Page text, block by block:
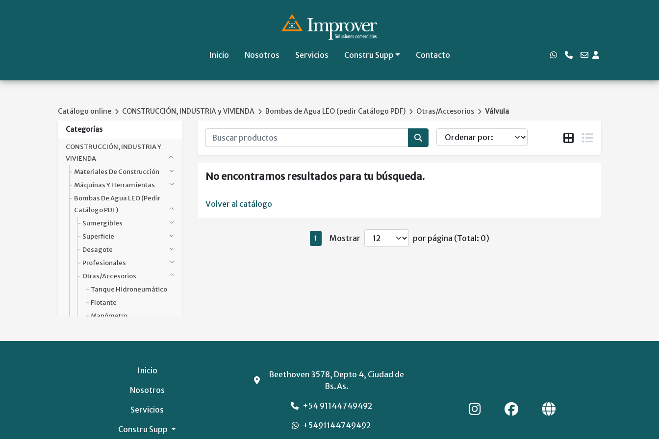
Inicio Nosotros Servicios Constru Supp Contacto
Catálogo online CONSTRUCCIÓN, INDUSTRIA y VIVIENDA Bombas de Agua LEO (pedir Catálogo PDF) Otras/Accesorios Válvula
Categorías
CONSTRUCCIÓN, INDUSTRIA Y
VIVIENDA
Materiales De Construcción
Máquinas Y Herramientas
Bombas De Agua LEO (pedir
Catálogo PDF)
Sumergibles
Superficie
Desagote
Profesionales
Otras/Accesorios
Tanque Hidroneumático
Flotante
Manómetro
Racord
Regulador de Presión
Ruedas Industriales SHS
Materiales Eléctricos CLEOS S.A.
No encontramos resultados para tu búsqueda.
Volver al catálogo
1 Mostrar por página (Total: 0)
Inicio
Nosotros
Servicios
Constru Supp
Beethoven 3578, Depto 4, Ciudad de
Bs.As.
+54 91144749492
+5491144749492